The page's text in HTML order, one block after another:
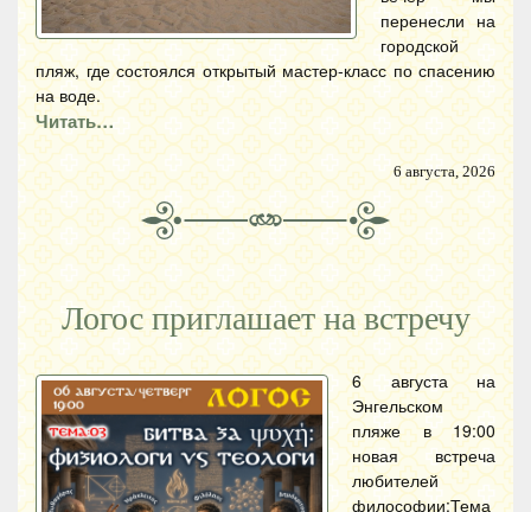
перенесли на
городской
пляж, где состоялся открытый мастер-класс по спасению
на воде.
Читать…
6 августа, 2026
Логос приглашает на встречу
6 августа на
Энгельском
пляже в 19:00
новая встреча
любителей
философии:Тема